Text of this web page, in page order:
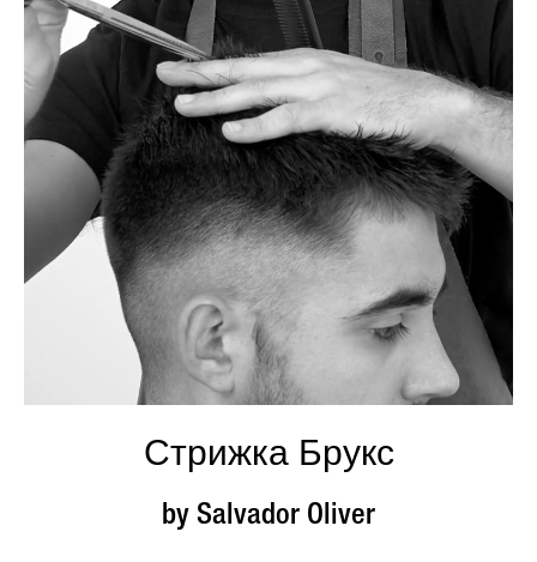
Стрижка Брукс
by Salvador Oliver